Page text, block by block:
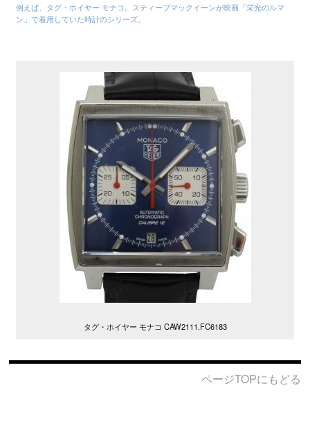
例えば、タグ・ホイヤー モナコ。スティーブマックイーンが映画「栄光のルマ
ン」で着用していた時計のシリーズ。
タグ・ホイヤー モナコ CAW2111.FC6183
ページTOPにもどる